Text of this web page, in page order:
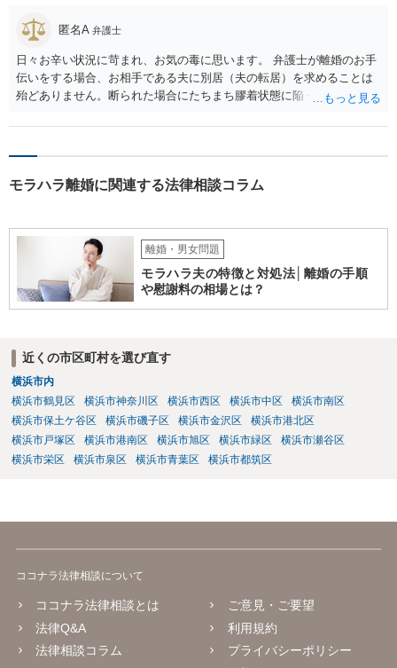
匿名A 弁護士
日々お辛い状況に苛まれ、お気の毒に思います。 弁護士が離婚のお手
伝いをする場合、お相手である夫に別居（夫の転居）を求めることは
殆どありません。断られた場合にたちまち膠着状態に陥ってしまうの
高いためです。 実務的には、ご相談者さまが転居する形で離婚協議等
モラハラ離婚に関連する法律相談コラム
離婚・男女問題
モラハラ夫の特徴と対処法│離婚の手順
や慰謝料の相場とは？
近くの市区町村を選び直す
横浜市内
横浜市鶴見区
横浜市神奈川区 横浜市西区 横浜市中区
横浜市南区
横浜市保土ケ谷区
横浜市磯子区 横浜市金沢区
横浜市港北区
横浜市戸塚区
横浜市港南区 横浜市旭区 横浜市緑区
横浜市瀬谷区
横浜市栄区
横浜市泉区 横浜市青葉区 横浜市都筑区
ココナラ法律相談について
ココナラ法律相談とは
法律Q&A
法律相談コラム
ご意見・ご要望
利用規約
プライバシーポリシー